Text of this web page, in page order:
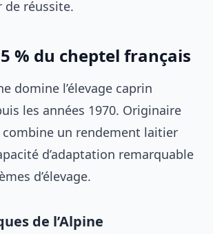
de réussite.
% du cheptel français
domine l’élevage caprin
les années 1970. Originaire
combine un rendement laitier
d’adaptation remarquable
d’élevage.
de l’Alpine